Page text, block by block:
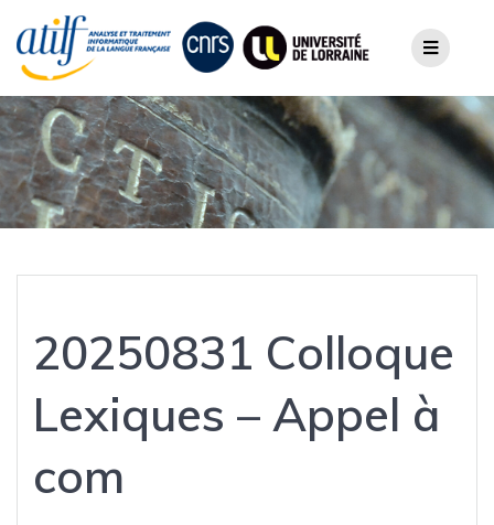
content
20250831 Colloque
Lexiques – Appel à
com